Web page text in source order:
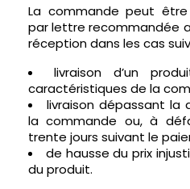
La commande peut être
par lettre recommandée
réception dans les cas
livraison d’un
caractéristiques de la
livraison dépassant la
la commande ou, à
trente jours suivant le
de hausse du prix
du produit.